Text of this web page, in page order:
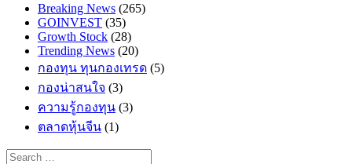
Breaking News (265)
GOINVEST (35)
Growth Stock (28)
Trending News (20)
กองทุน ทุนกองเทรด (5)
กองน่าสนใจ (3)
ความรู้กองทุน (3)
ตลาดหุ้นจีน (1)
Search